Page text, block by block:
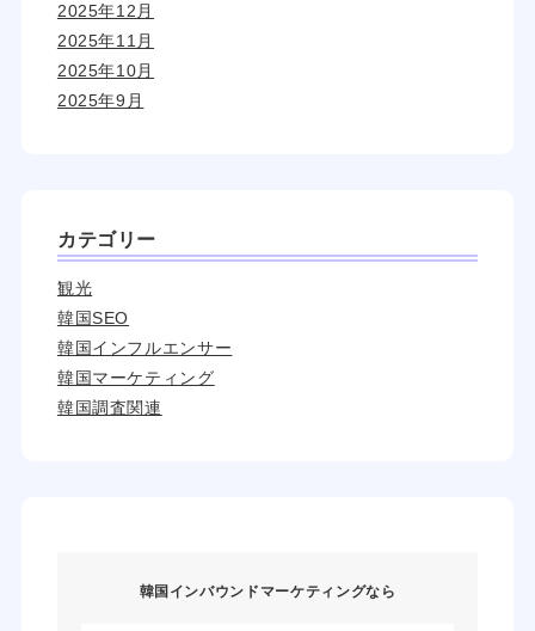
2025年12月
2025年11月
2025年10月
2025年9月
カテゴリー
観光
韓国SEO
韓国インフルエンサー
韓国マーケティング
韓国調査関連
韓国インバウンドマーケティングなら